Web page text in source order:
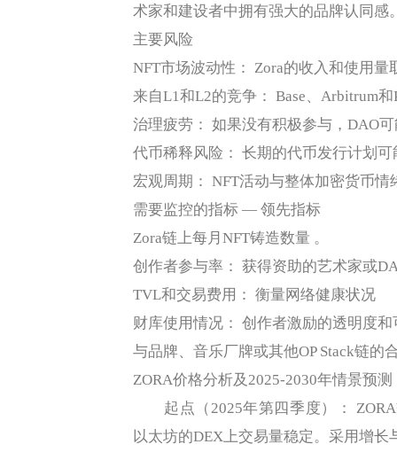
术家和建设者中拥有强大的品牌认同感
主要风险
NFT市场波动性： Zora的收入和使用量
来自L1和L2的竞争： Base、Arbitrum
治理疲劳： 如果没有积极参与，DAO
代币稀释风险： 长期的代币发行计划
宏观周期： NFT活动与整体加密货币情
需要监控的指标 — 领先指标
Zora链上每月NFT铸造数量 。
创作者参与率： 获得资助的艺术家或
TVL和交易费用： 衡量网络健康状况
财库使用情况： 创作者激励的透明度
与品牌、音乐厂牌或其他OP Stack链的
ZORA价格分析及2025-2030年情景预测
起点（2025年第四季度）： ZORA
以太坊的DEX上交易量稳定。采用增长